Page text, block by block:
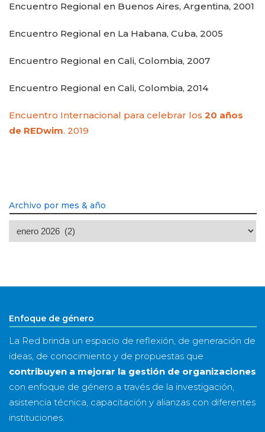
Encuentro Regional en Buenos Aires, Argentina, 2001
Encuentro Regional en La Habana, Cuba, 2005
Encuentro Regional en Cali, Colombia, 2007
Encuentro Regional en Cali, Colombia, 2014
Encuentro Internacional para celebrar los 20 años
de REDwim. 2019
Archivo por mes & año
Archivo
por
año
Enfoque de género
La Red brinda un espacio de reflexión, de generación de
ideas, de conocimiento y de propuestas que
contribuyen a mejorar la gestión de organizaciones
con enfoque de género a través de la investigación,
asistencia técnica, capacitación y alianzas con diferentes
instituciones.